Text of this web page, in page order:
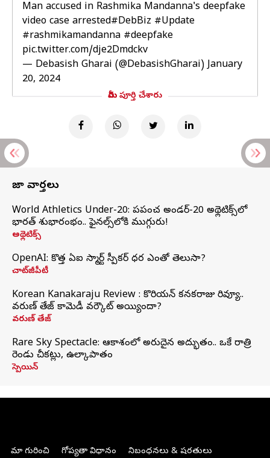
Man accused in Rashmika Mandanna's deepfake
video case arrested#DebBiz #Update
#rashmikamandanna #deepfake
pic.twitter.com/dje2Dmdckv
— Debasish Gharai (@DebasishGharai)January
20, 2024
మీరు పూర్తి చేశారు
తాజా వార్తలు
World Athletics Under-20: ప్రపంచ అండర్-20 అథ్లెటిక్స్‌లో
భారత్‌ శుభారంభం.. ఫైనల్స్‌లోకి ముగ్గురు!
అథ్లెటిక్స్
OpenAI: కొత్త ఏఐ స్మార్ట్ స్పీకర్ ధర ఎంతో తెలుసా?
చాట్‌జీపీటీ
Korean Kanakaraju Review : కొరియన్ కనకరాజు రివ్యూ..
వరుణ్ తేజ్ కామెడీ వర్కౌట్ అయ్యిందా?
వరుణ్ తేజ్
Rare Sky Spectacle: ఆకాశంలో అరుదైన అద్భుతం.. ఒకే రాత్రి
రెండు చీకట్లు, ఉల్కాపాతం
స్పెయిన్
మా గురించి గోప్యతా విధానం నిబంధనలు & షరతులు